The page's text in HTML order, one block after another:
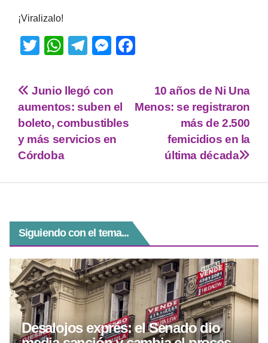
¡Viralizalo!
T
tt
er
W
at
s
A
p
p
T
e
gr
a
m
M
ss
e
n
g
e
10 años de Ni Una
Menos: se registraron
más de 2.500
femicidios en la
última década
Junio llegó con
aumentos: suben el
boleto, combustibles
y más servicios en
Córdoba
Siguiendo con el tema...
Desalojos exprés: el Senado dio